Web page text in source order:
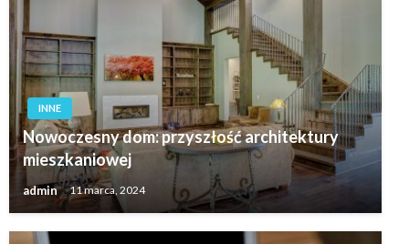
INNE
Nowoczesny dom: przyszłość architektury
mieszkaniowej
admin 11 marca, 2024